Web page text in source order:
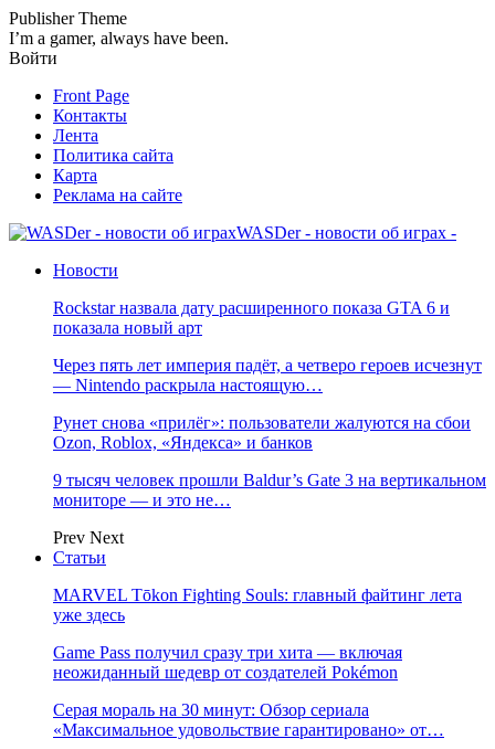
Publisher Theme
I’m a gamer, always have been.
Войти
Front Page
Контакты
Лента
Политика сайта
Карта
Реклама на сайте
WASDer - новости об играх -
Новости
Rockstar назвала дату расширенного показа GTA 6 и
показала новый арт
Через пять лет империя падёт, а четверо героев исчезнут
— Nintendo раскрыла настоящую…
Рунет снова «прилёг»: пользователи жалуются на сбои
Ozon, Roblox, «Яндекса» и банков
9 тысяч человек прошли Baldur’s Gate 3 на вертикальном
мониторе — и это не…
Prev Next
Статьи
MARVEL Tōkon Fighting Souls: главный файтинг лета
уже здесь
Game Pass получил сразу три хита — включая
неожиданный шедевр от создателей Pokémon
Серая мораль на 30 минут: Обзор сериала
«Максимальное удовольствие гарантировано» от…